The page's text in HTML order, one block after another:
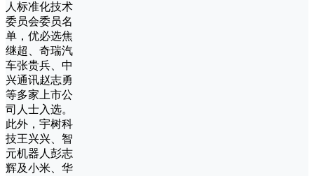
人标准化技术
委员会委员名
单，优必选焦
继超、奇瑞汽
车张贵兵、中
兴通讯赵志勇
等多家上市公
司人士入选。
此外，宇树科
技王兴兴、智
元机器人彭志
辉及小米、华